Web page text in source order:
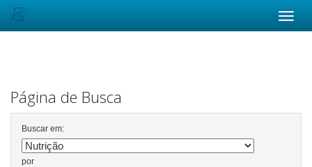
Página de Busca
Buscar em:
por